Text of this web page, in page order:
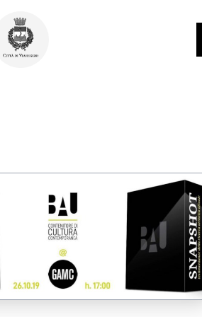
SHOP
LE COLLEZIONI
GLI AUTORI
LORENZO VIANI